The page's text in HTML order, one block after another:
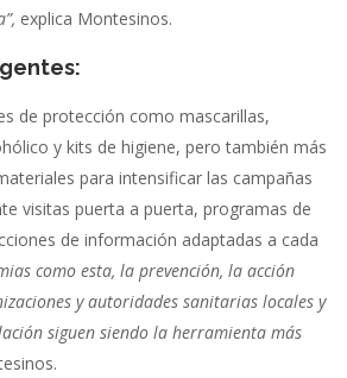
explica Montesinos.
de protección como mascarillas,
y kits de higiene, pero también más
para intensificar las campañas
visitas puerta a puerta, programas de
de información adaptadas a cada
como esta, la prevención, la acción
y autoridades sanitarias locales y
siguen siendo la herramienta más